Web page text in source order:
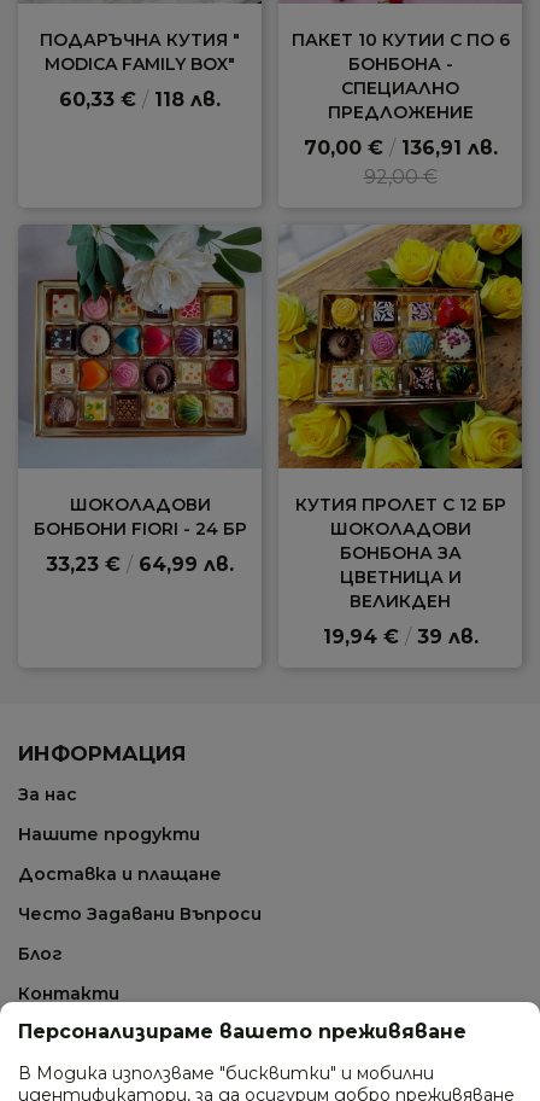
ПОДАРЪЧНА КУТИЯ "
MODICA FAMILY BOX"
60,33 € / 118 лв.
ПАКЕТ 10 КУТИИ С ПО 6
БОНБОНА -
СПЕЦИАЛНО
ПРЕДЛОЖЕНИЕ
70,00 € /136,91 лв.
92,00 €
ШОКОЛАДОВИ
БОНБОНИ FIORI - 24 БР
33,23 € / 64,99 лв.
КУТИЯ ПРОЛЕТ С 12 БР
ШОКОЛАДОВИ
БОНБОНА ЗА
ЦВЕТНИЦА И
ВЕЛИКДЕН
19,94 € /39 лв.
ИНФОРМАЦИЯ
За нас
Нашите продукти
Доставка и плащане
Често Задавани Въпроси
Блог
Контакти
Персонализираме вашето преживяване
В Модика използваме "бисквитки" и мобилни
идентификатори, за да осигурим добро преживяване